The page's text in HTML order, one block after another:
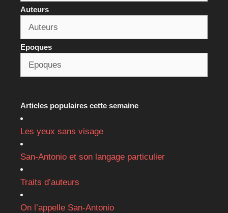
Auteurs
Epoques
Articles populaires cette semaine
Les yeux sans visage
San-Antonio et son langage particulier
Traits d’auteurs
On l’appelle San-Antonio